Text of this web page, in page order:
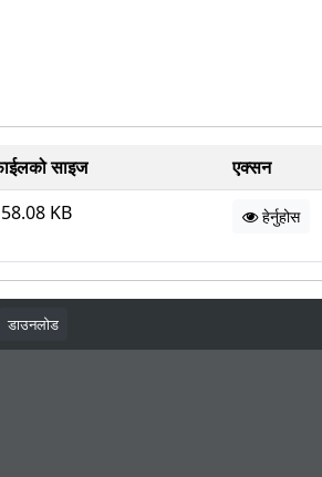
साइज
एक्सन
KB हेर्नुहोस